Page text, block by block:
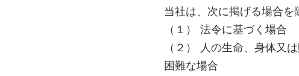
当社は、次に掲げる場合を
（１） 法令に基づく場合
（２） 人の生命、身体又
困難な場合